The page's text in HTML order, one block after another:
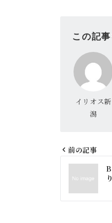
この記
イリオス新
潟
投
ナ
前の記事